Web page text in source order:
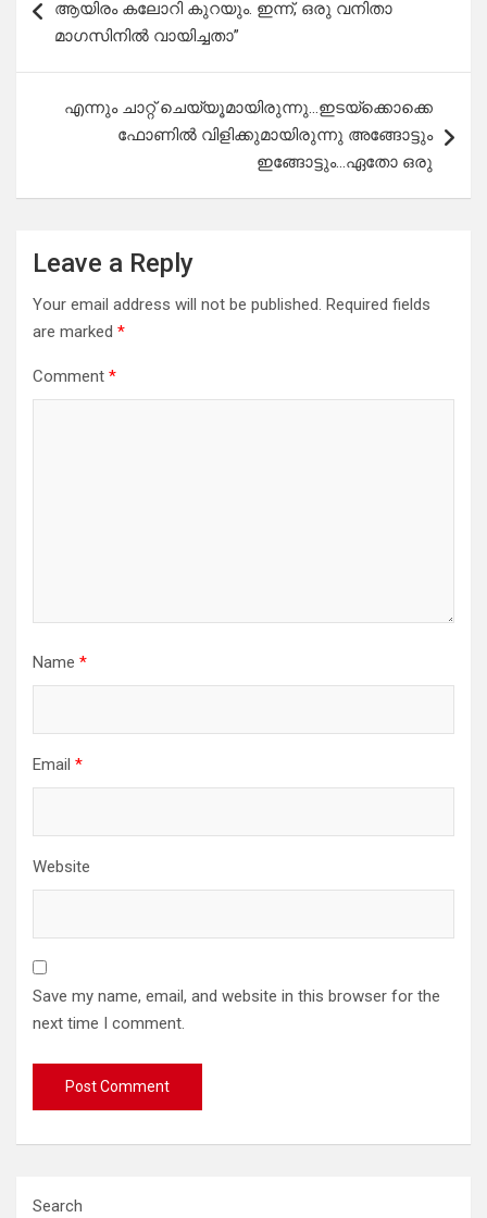
ആയിരം കലോറി കുറയും. ഇന്ന്, ഒരു വനിതാ
മാഗസിനിൽ വായിച്ചതാ”
എന്നും ചാറ്റ് ചെയ്യൂമായിരുന്നു…ഇടയ്ക്കൊക്കെ
ഫോണിൽ വിളിക്കുമായിരുന്നു അങ്ങോട്ടും
ഇങ്ങോട്ടും…ഏതോ ഒരു
Leave a Reply
Your email address will not be published. Required fields
are marked *
Comment *
Name *
Email *
Website
Save my name, email, and website in this browser for the
next time I comment.
Search